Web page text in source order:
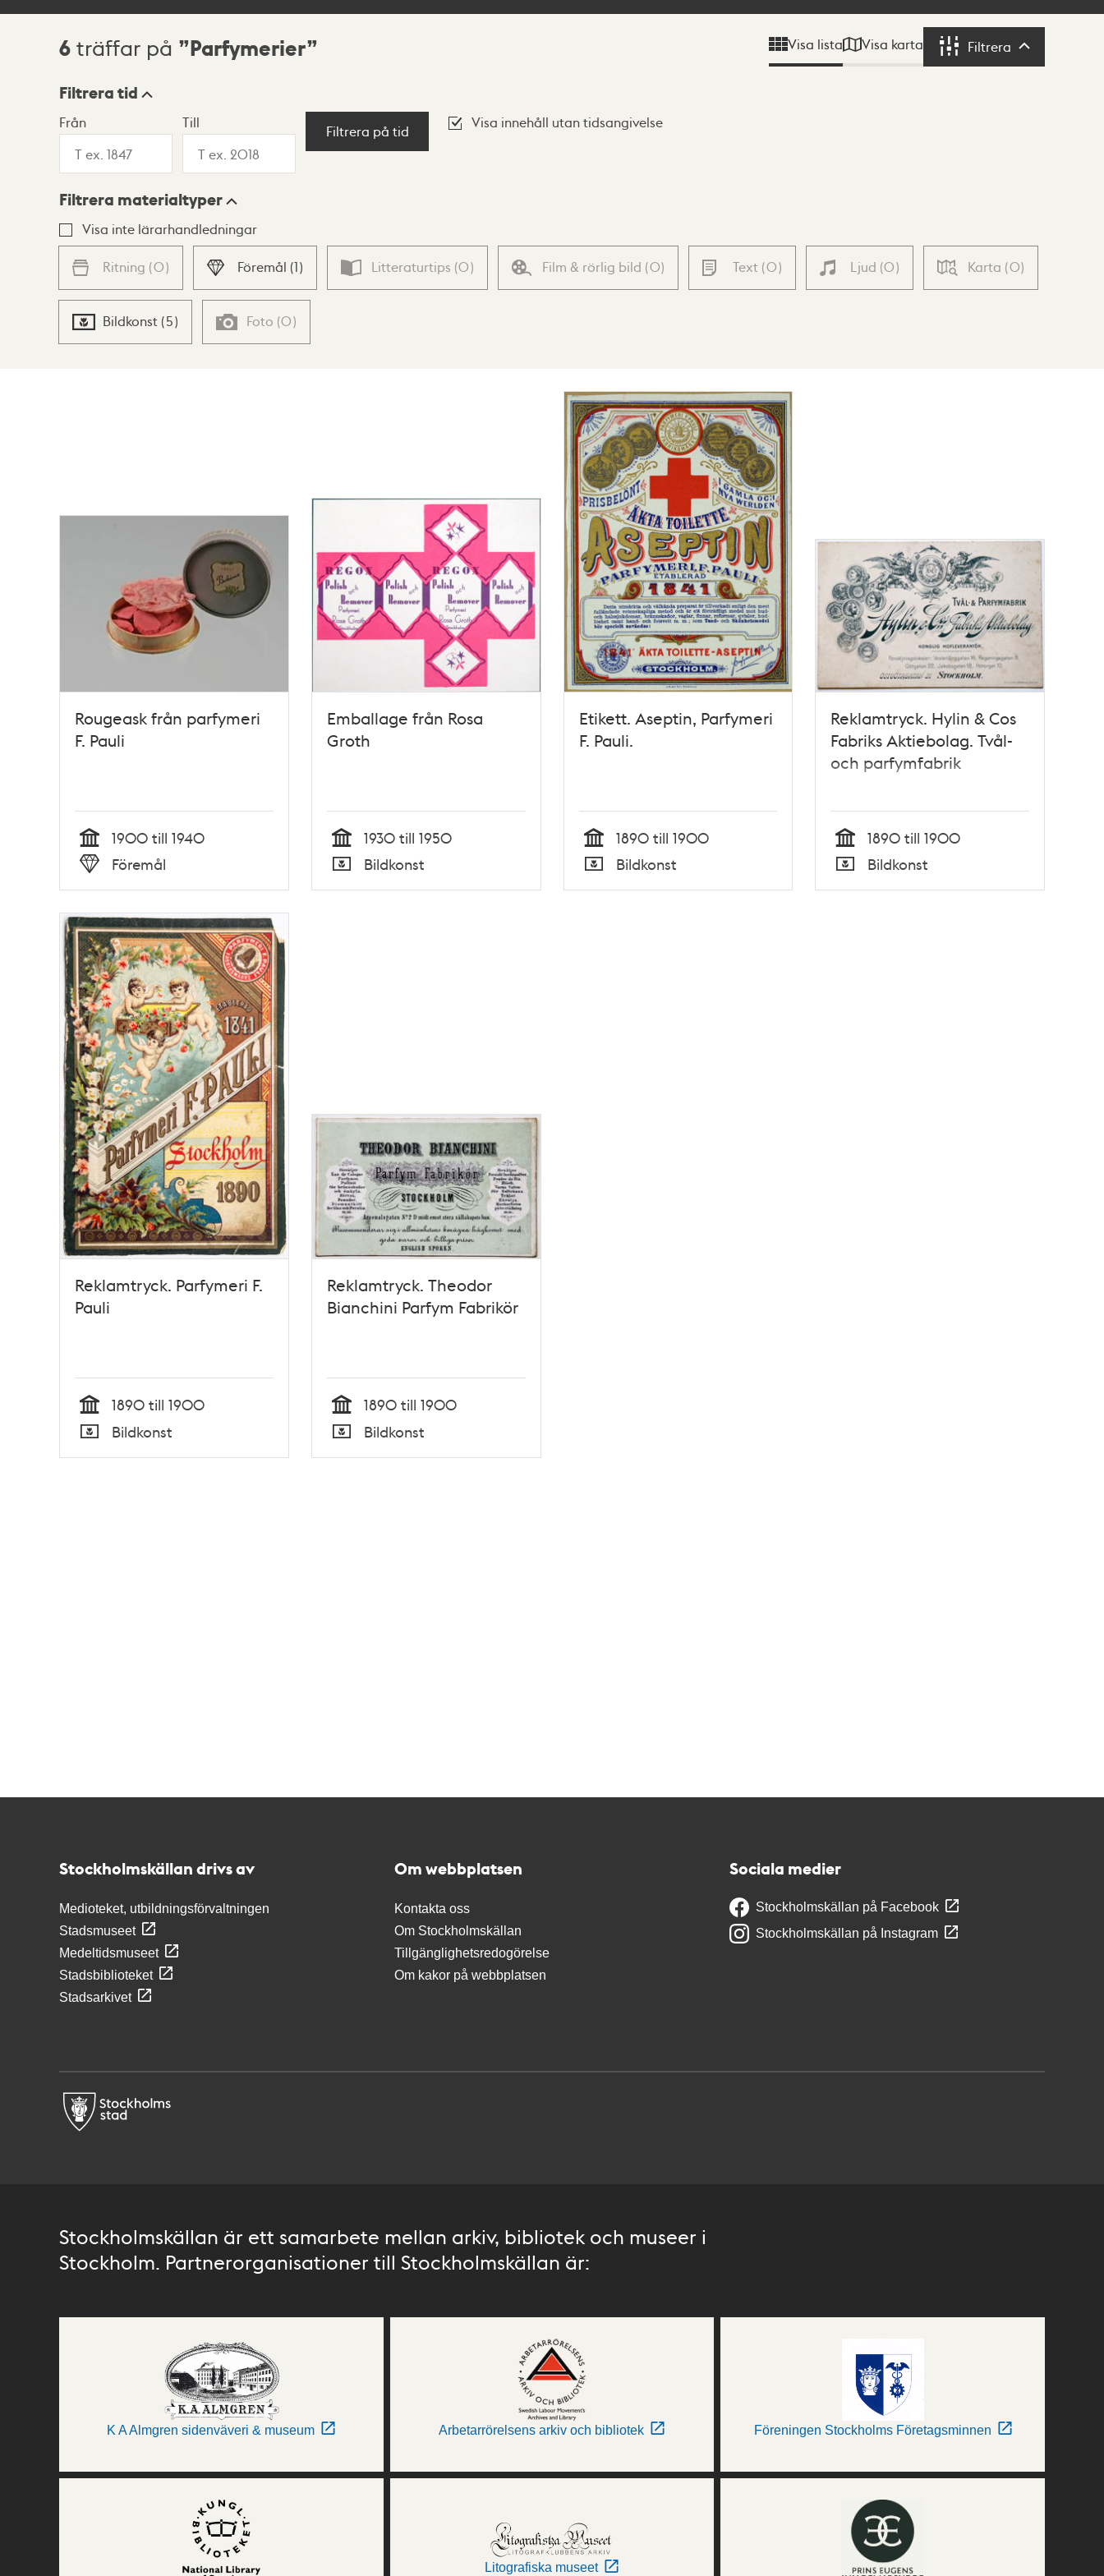
Sökresultat
6 träffar på Parfymerier Visa lista Visa karta Filtrera Filtrera
Visningsläge
Lista Karta
Filtrera tid
Från Till
Filtrera på tid
Visa innehåll utan tidsangivelse
Filtrera materialtyper
Visa inte lärarhandledningar
Ritning (0) Föremål (1) Litteraturtips (0) Film & rörlig bild (0) Text (0) Ljud (0) Karta (0)
Bildkonst (5) Foto (0)
Rougeask från parfymeri
F. Pauli
Tid
1900 till 1940
Typ
Föremål
Emballage från Rosa
Groth
Tid
1930 till 1950
Typ
Bildkonst
Etikett. Aseptin, Parfymeri
F. Pauli.
Tid
1890 till 1900
Typ
Bildkonst
Reklamtryck. Hylin & Cos
Fabriks Aktiebolag. Tvål-
och parfymfabrik
Tid
1890 till 1900
Typ
Bildkonst
Reklamtryck. Parfymeri F.
Pauli
Tid
1890 till 1900
Bildkonst
Reklamtryck. Theodor
Bianchini Parfym Fabrikör
Tid
1890 till 1900
Bildkonst
Stockholmskällan drivs av
Medioteket, utbildningsförvaltningen
Stadsmuseet
Medeltidsmuseet
Stadsbiblioteket
Stadsarkivet
Om webbplatsen
Kontakta oss
Om Stockholmskällan
Tillgänglighetsredogörelse
Om kakor på webbplatsen
Sociala medier
Stockholmskällan på Facebook
Stockholmskällan på Instagram
Stockholmskällan är ett samarbete mellan arkiv, bibliotek och museer i
Stockholm. Partnerorganisationer till Stockholmskällan är:
K A Almgren sidenväveri & museum Arbetarrörelsens arkiv och bibliotek Föreningen Stockholms Företagsminnen
Litografiska museet